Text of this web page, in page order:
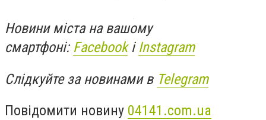
Новини міста на вашому
смартфоні: Facebookі Instagram
Слідкуйте за новинами в Telegram
Повідомити новину 04141.com.ua